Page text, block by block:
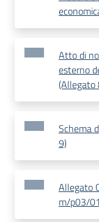
Atto di
esterno
(Allegato
Schema
9)
Allegato
m/p03/